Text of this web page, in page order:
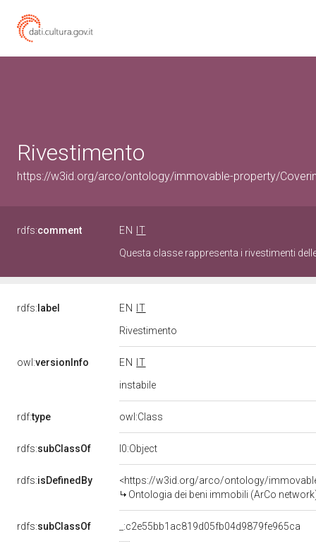
Rivestimento
https://w3id.org/arco/ontology/immovable-property/
rdfs:comment EN
IT
Questa classe rappresenta i rivestimenti
rdfs: label EN
IT
Rivestimento
owl:versionInfo EN
IT
instabile
rdf:type owl:Class
rdfs:subClassOf l0:Object
rdfs:isDefinedBy
<https://w3id.org/arco/ontology/
Ontologia dei beni immobili (ArCo
rdfs:subClassOf _:c2e55bb1ac819d05fb04d9879fe965ca